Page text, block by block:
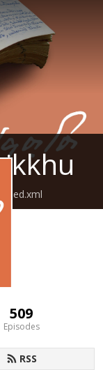
509
Episodes
RSS